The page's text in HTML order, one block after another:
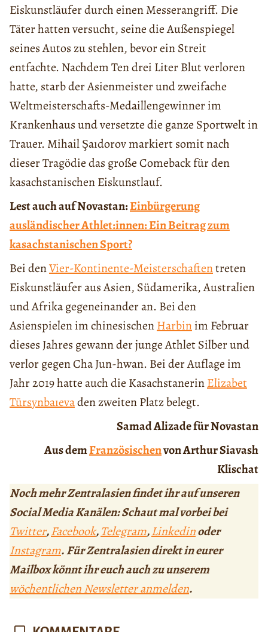
Eiskunstläufer durch einen Messerangriff. Die
Täter hatten versucht, seine die Außenspiegel
seines Autos zu stehlen, bevor ein Streit
entfachte. Nachdem Ten drei Liter Blut verloren
hatte, starb der Asienmeister und zweifache
Weltmeisterschafts-Medaillengewinner im
Krankenhaus und versetzte die ganze Sportwelt in
Trauer. Mihail Şaıdorov markiert somit nach
dieser Tragödie das große Comeback für den
kasachstanischen Eiskunstlauf.
Lest auch auf Novastan:Einbürgerung
ausländischer Athlet:innen: Ein Beitrag zum
kasachstanischen Sport?
Bei denVier-Kontinente-Meisterschaftentreten
Eiskunstläufer aus Asien, Südamerika, Australien
und Afrika gegeneinander an. Bei den
Asienspielen im chinesischenHarbinim Februar
dieses Jahres gewann der junge Athlet Silber und
verlor gegen Cha Jun-hwan. Bei der Auflage im
Jahr 2019 hatte auch die KasachstanerinElizabet
Tūrsynbaıevaden zweiten Platz belegt.
Samad Alizade für Novastan
Aus demFranzösischenvon Arthur Siavash
Klischat
Noch mehr Zentralasien findet ihr auf unseren
Social Media Kanälen: Schaut mal vorbei bei
Twitter,Facebook,Telegram,Linkedinoder
Instagram. Für Zentralasien direkt in eurer
Mailbox könnt ihr euch auch zu unserem
wöchentlichen Newsletter anmelden.